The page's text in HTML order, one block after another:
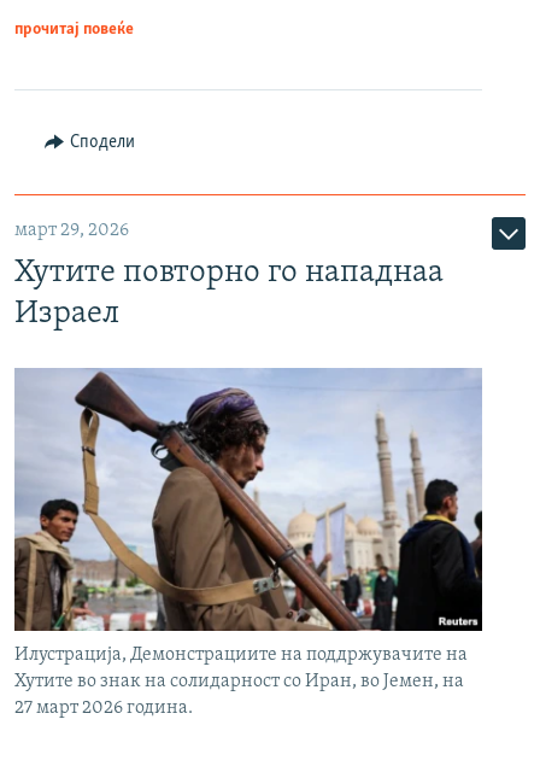
прочитај повеќе
Сподели
март 29, 2026
Хутите повторно го нападнаа
Израел
Илустрација, Демонстрациите на поддржувачите на
Хутите во знак на солидарност со Иран, во Јемен, на
27 март 2026 година.